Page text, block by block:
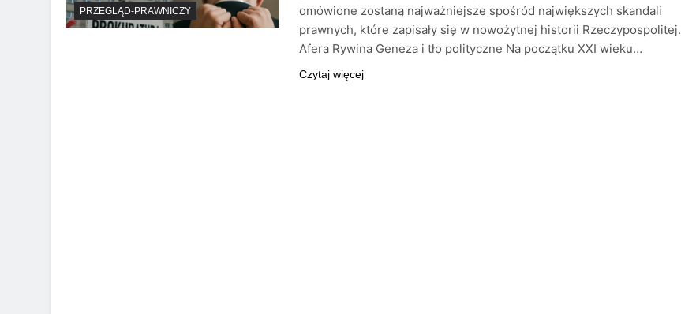
PRZEGLĄD-PRAWNICZY
omówione zostaną najważniejsze spośród największych skandali
prawnych, które zapisały się w nowożytnej historii Rzeczypospolitej.
Afera Rywina Geneza i tło polityczne Na początku XXI wieku…
Czytaj więcej